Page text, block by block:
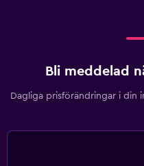
Bli meddelad
Dagliga prisförändringar i din